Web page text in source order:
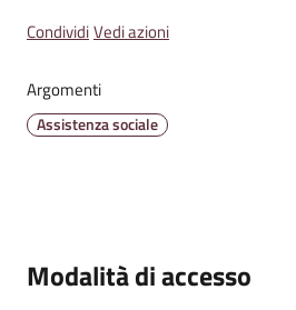
b
P
r
e
o
CondividiVedi azioni
Argomenti
Assistenza sociale
Modalità di accesso